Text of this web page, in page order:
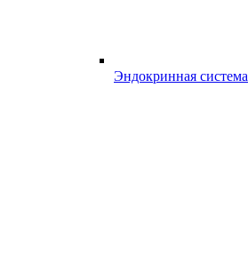
Эндокринная система